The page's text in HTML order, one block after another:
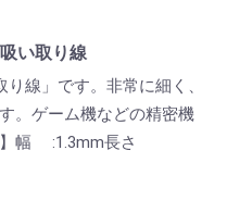
い取り線
り線」です。非常に細く、
。ゲーム機などの精密機
幅 :1.3mm長さ